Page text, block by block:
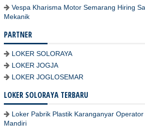
Vespa Kharisma Motor Semarang Hiring
Mekanik
PARTNER
LOKER SOLORAYA
LOKER JOGJA
LOKER JOGLOSEMAR
LOKER SOLORAYA TERBARU
Loker Pabrik Plastik Karanganyar
Mandiri